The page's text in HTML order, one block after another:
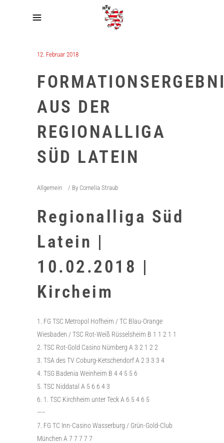
12. Februar 2018
AUS DER
REGIONALLIGA
SÜD LATEIN
Allgemein By Cornelia Straub
Regionalliga Süd
Latein |
10.02.2018 |
Kircheim
FG TSC Metropol Hofheim / TC Blau-Orange
Wiesbaden / TSC Rot-Weiß Rüsselsheim B 1 1 2 1 1
2. TSC Rot-Gold Casino Nürnberg A 3 2 1 2 2
3. TSA des TV Coburg-Ketschendorf A 2 3 3 3 4
4. TSG Badenia Weinheim B 4 4 5 5 6
5. TSC Niddatal A 5 6 6 4 3
6. 1. TSC Kirchheim unter Teck A 6 5 4 6 5
—–
7. FG TC Inn-Casino Wasserburg / Grün-Gold-Club
München A 7 7 7 7 7